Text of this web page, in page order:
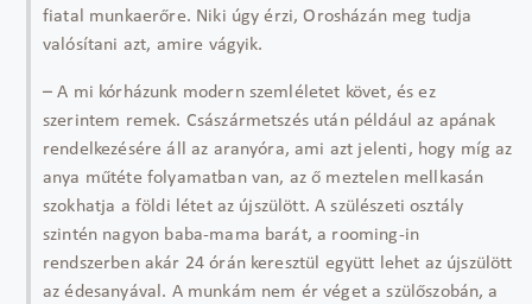
fiatal munkaerőre. Niki úgy érzi, Orosházán meg tudja
valósítani azt, amire vágyik.
– A mi kórházunk modern szemléletet követ, és ez
szerintem remek. Császármetszés után például az apának
rendelkezésére áll az aranyóra, ami azt jelenti, hogy míg az
anya műtéte folyamatban van, az ő meztelen mellkasán
szokhatja a földi létet az újszülött. A szülészeti osztály
szintén nagyon baba-mama barát, a rooming-in
rendszerben akár 24 órán keresztül együtt lehet az újszülött
az édesanyával. A munkám nem ér véget a szülőszobán, a